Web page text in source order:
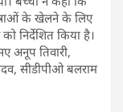
के खेलने के लिए
निर्देशित किया है।
अनूप तिवारी,
सीडीपीओ बलराम